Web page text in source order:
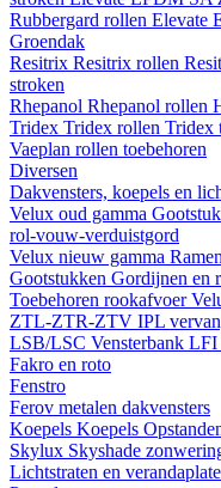
Rubbergard rollen Elevate
Groendak
Resitrix Resitrix rollen
stroken
Rhepanol Rhepanol rollen
Tridex Tridex rollen Tridex
Vaeplan rollen toebehoren
Diversen
Dakvensters, koepels en
Velux oud gamma
rol-vouw-verduistgord
Velux nieuw gamma
Gootstukken Gordijnen en
Toebehoren rookafvoer
ZTL-ZTR-ZTV IPL
LSB/LSC Vensterbank LFI
Fakro en roto
Fenstro
Ferov metalen dakvensters
Koepels Koepels
Skylux Skyshade
Lichtstraten en